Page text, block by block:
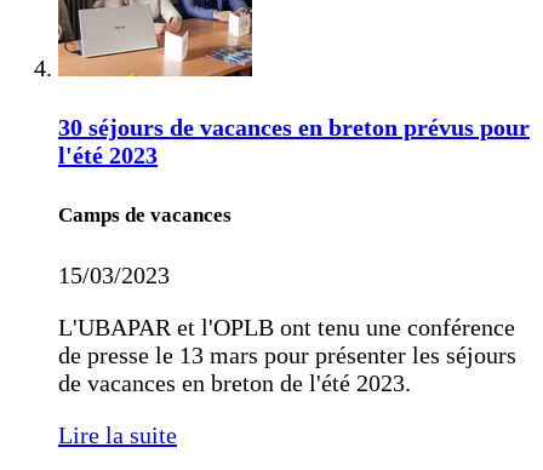
30 séjours de vacances en breton prévus pour
l'été 2023
Camps de vacances
15/03/2023
L'UBAPAR et l'OPLB ont tenu une conférence
de presse le 13 mars pour présenter les séjours
de vacances en breton de l'été 2023.
Lire la suite